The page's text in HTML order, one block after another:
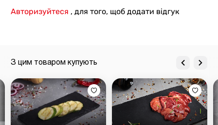
безпека і якість.
Під час відгодівлі не
використовуються гормони росту, ГМО або
антибіотики. Сировина проходить декілька етапів
перевірки на відповідність найвищим стандартам
якості;
доставка товару Києвом та Україною.
Замовляйте
Авторизуйтеся , для того, щоб додати відгук
З цим товаром купують